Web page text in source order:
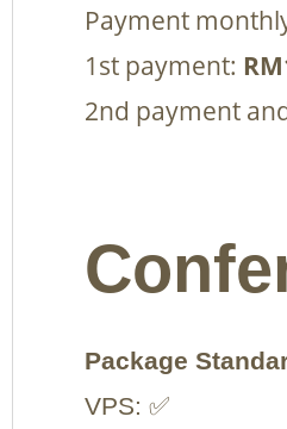
Payment
1st payment:
2nd payment
Package
VPS: ✅